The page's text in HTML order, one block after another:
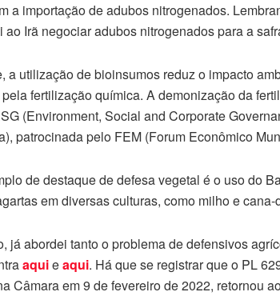
a importação de adubos nitrogenados.
ao Irã negociar adubos nitrogenados para a
a utilização de bioinsumos reduz o impacto
fertilização química. A demonização da
(Environment, Social and Corporate
patrocinada pelo FEM (Forum Econômico
de destaque de defesa vegetal é o uso do
em diversas culturas, como milho e cana-
já abordei tanto o problema de defensivos
aquieaqui. Há que se registrar que o PL
Câmara em 9 de fevereiro de 2022, retornou